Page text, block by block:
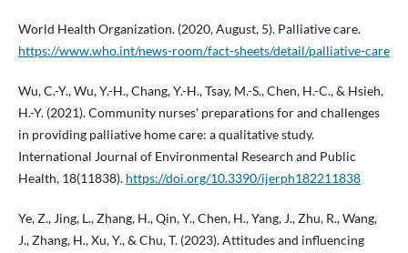
World Health Organization. (2020, August, 5). Palliative care.
https://www.who.int/news-room/fact-sheets/detail/palliative-care
Wu, C.-Y., Wu, Y.-H., Chang, Y.-H., Tsay, M.-S., Chen, H.-C., & Hsieh,
H.-Y. (2021). Community nurses' preparations for and challenges
in providing palliative home care: a qualitative study.
International Journal of Environmental Research and Public
Health, 18(11838). https://doi.org/10.3390/ijerph182211838
Ye, Z., Jing, L., Zhang, H., Qin, Y., Chen, H., Yang, J., Zhu, R., Wang,
J., Zhang, H., Xu, Y., & Chu, T. (2023). Attitudes and influencing